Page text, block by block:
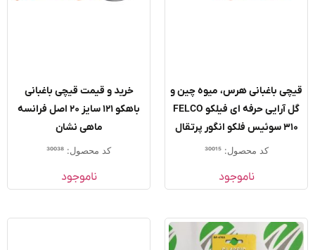
باغبانی هرس، میوه چین و
گل آرایی حرفه ای فیلکو FELCO
کد محصول: 30015
ناموجود
خرید و قیمت قیچی باغبانی
باهکو ۱۲۱ سایز ۲۰ اصل فرانسه
ماهی نشان
کد محصول: 30038
ناموجود